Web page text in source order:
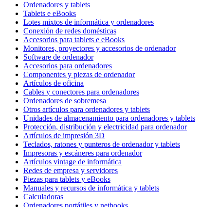
Ordenadores y tablets
Tablets e eBooks
Lotes mixtos de informática y ordenadores
Conexión de redes domésticas
Accesorios para tablets e eBooks
Monitores, proyectores y accesorios de ordenador
Software de ordenador
Accesorios para ordenadores
Componentes y piezas de ordenador
Artículos de oficina
Cables y conectores para ordenadores
Ordenadores de sobremesa
Otros artículos para ordenadores y tablets
Unidades de almacenamiento para ordenadores y tablets
Protección, distribución y electricidad para ordenador
Artículos de impresión 3D
Teclados, ratones y punteros de ordenador y tablets
Impresoras y escáneres para ordenador
Artículos vintage de informática
Redes de empresa y servidores
Piezas para tablets y eBooks
Manuales y recursos de informática y tablets
Calculadoras
Ordenadores portátiles y netbooks